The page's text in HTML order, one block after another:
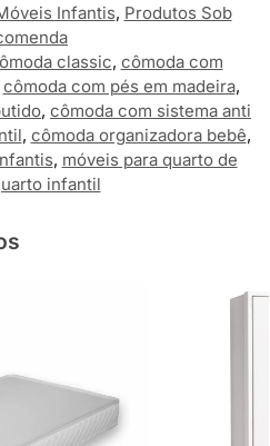
Infantis, Produtos Sob
classic, cômoda com
cômoda com pés em madeira,
, cômoda com sistema anti
, cômoda organizadora bebê,
, móveis para quarto de
infantil